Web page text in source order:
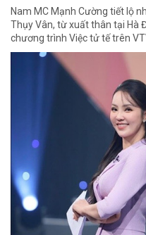
Nam MC Mạnh Cường tiết lộ
Thụy Vân, từ xuất thân tại Hà
chương trình Việc tử tế trên